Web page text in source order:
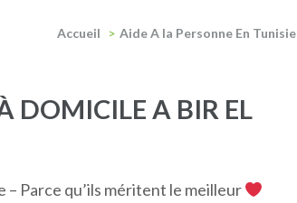
Accueil > Aide A la Personne En Tunisie
DOMICILE A BIR EL
– Parce qu’ils méritent le meilleur